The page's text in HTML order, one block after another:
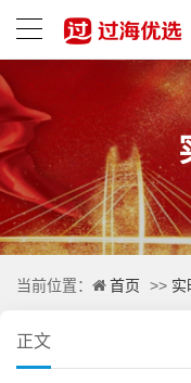
当前位置： 首页 >> 实
正文